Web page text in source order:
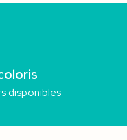
disponibles